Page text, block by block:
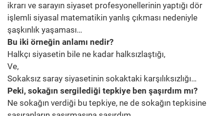
ikrarı ve sarayın siyaset profesyonellerinin yaptığı dör
işlemli siyasal matematikin yanlış çıkması nedeniyle
şaşkınlık yaşaması…
Bu iki örneğin anlamı nedir?
Halkçı siyasetin bile ne kadar halksızlaştığı,
Ve,
Sokaksız saray siyasetinin sokaktaki karşılıksızlığı…
Peki, sokağın sergilediği tepkiye ben şaşırdım mı?
Ne sokağın verdiği bu tepkiye, ne de sokağın tepkisine